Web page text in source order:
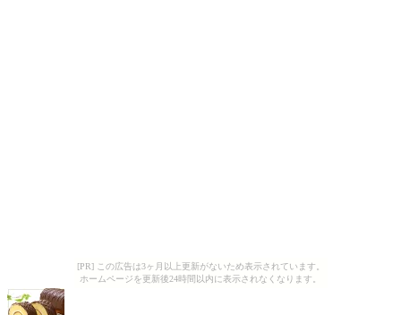
[PR] この広告は3ヶ月以上更新がないため表示されています。
ホームページを更新後24時間以内に表示されなくなります。